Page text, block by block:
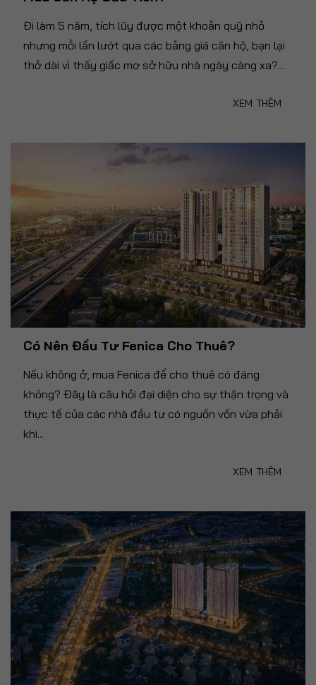
Đi làm 5 năm, tích lũy được một khoản quỹ nhỏ
nhưng mỗi lần lướt qua các bảng giá căn hộ, bạn lại
thở dài vì thấy giấc mơ sở hữu nhà ngày càng xa?...
XEM THÊM
Có Nên Đầu Tư Fenica Cho Thuê?
Nếu không ở, mua Fenica để cho thuê có đáng
không? Đây là câu hỏi đại diện cho sự thận trọng và
thực tế của các nhà đầu tư có nguồn vốn vừa phải
khi...
XEM THÊM